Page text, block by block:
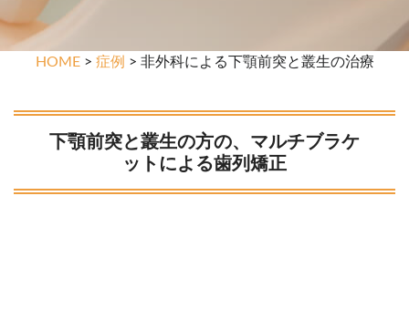
HOME> 症例 > 非外科による下顎前突と叢生の治療
下顎前突と叢生の方の、マルチブラケ
ットによる歯列矯正